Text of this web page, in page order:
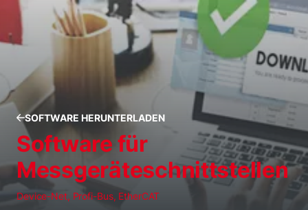
SOFTWARE HERUNTERLADEN
Software für
Messgeräteschnittstellen
Device-Net, Profi-Bus, EtherCAT